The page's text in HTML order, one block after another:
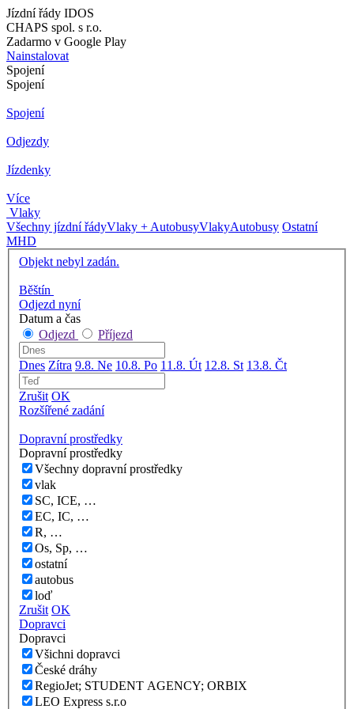
Jízdní řády IDOS
CHAPS spol. s r.o.
Zadarmo v Google Play
Nainstalovat
Spojení
Spojení
Spojení
Odjezdy
Jízdenky
Více
Vlaky
Všechny jízdní řádyVlaky + AutobusyVlakyAutobusy Ostatní
MHD
Objekt nebyl zadán.
Běštín
Odjezd nyní
Datum a čas
Odjezd
Příjezd
Dnes Zítra 9.8. Ne 10.8. Po 11.8. Út 12.8. St 13.8. Čt
Zrušit OK
Rozšířené zadání
Dopravní prostředky
Dopravní prostředky
Všechny dopravní prostředky
vlak
SC, ICE, …
EC, IC, …
R, …
Os, Sp, …
ostatní
autobus
loď
Zrušit OK
Dopravci
Dopravci
Všichni dopravci
České dráhy
RegioJet; STUDENT AGENCY; ORBIX
LEO Express s.r.o